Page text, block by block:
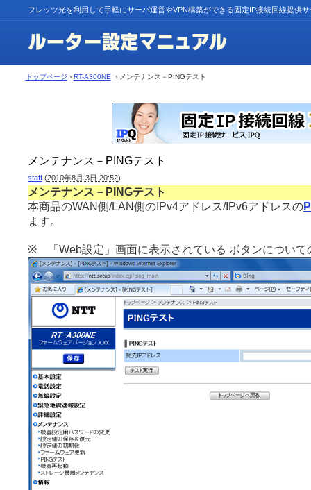
フレッツ光を利用して手軽にサーバ運営やVPN構築ができる固定IP接続回線提供
トップページ › RT-A300NE › メンテナンス－PINGテスト
メンテナンス－PINGテスト
staff (2010年8月 3日 20:52)
メンテナンス－PINGテスト
本商品のWAN側/LAN側のIPv4アドレス/IPv6アドレスの
ます。
※ 「Web設定」画面に表示されている ボタンについて